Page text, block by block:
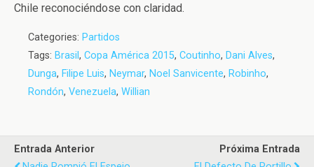
Chile reconociéndose con claridad.
Categories: Partidos
Tags: Brasil , Copa América 2015, Coutinho, Dani Alves,
Dunga, Filipe Luis, Neymar, Noel Sanvicente, Robinho,
Rondón, Venezuela, Willian
Entrada Anterior
Próxima Entrada